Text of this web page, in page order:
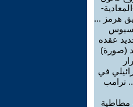
هرمز ...
عقده
(صورة)
في
ترامب
بطة مطاطية